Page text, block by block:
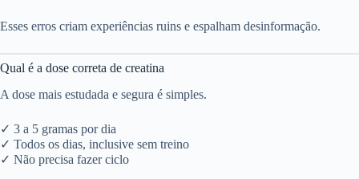
Esses erros criam experiências ruins e espalham desinformação.
Qual é a dose correta de creatina
A dose mais estudada e segura é simples.
✓ 3 a 5 gramas por dia
✓ Todos os dias, inclusive sem treino
✓ Não precisa fazer ciclo